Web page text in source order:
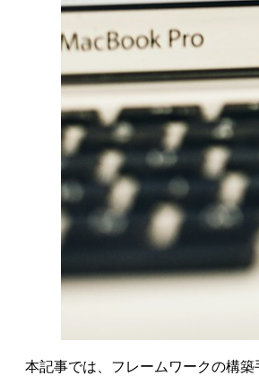
本記事では、フレームワークの構築